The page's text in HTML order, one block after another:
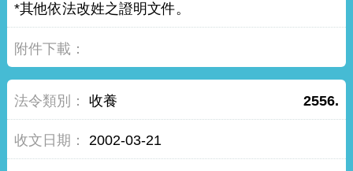
*其他依法改姓之證明文件。
2556.
收養
2002-03-21